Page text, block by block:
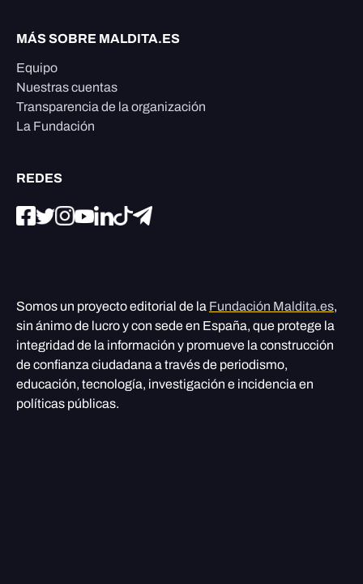
MÁS SOBRE MALDITA.ES
Equipo
Nuestras cuentas
Transparencia de la organización
La Fundación
REDES
Somos un proyecto editorial de la Fundación Maldita.es,
sin ánimo de lucro y con sede en España, que protege la
integridad de la información y promueve la construcción
de confianza ciudadana a través de periodismo,
educación, tecnología, investigación e incidencia en
políticas públicas.